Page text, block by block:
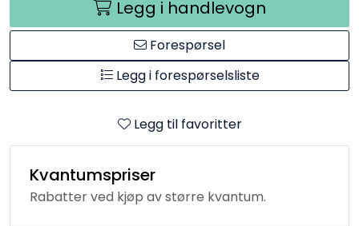
Legg i handlevogn
Forespørsel
Legg i forespørselsliste
Legg til favoritter
Kvantumspriser
Rabatter ved kjøp av større kvantum.